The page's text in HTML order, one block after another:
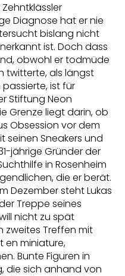
Diagnose hat er nie
bislang nicht
ist. Doch dass
obwohl er todmüde
twitterte, als längst
ist für
Stiftung Neon
Grenze liegt darin, ob
Obsession vor dem
seinen Sneakers und
jährige Gründer der
in Rosenheim
die er berät.
Dezember steht Lukas
Treppe seines
nicht zu spät
zweites Treffen mit
en miniature,
Bunte Figuren in
die sich anhand von